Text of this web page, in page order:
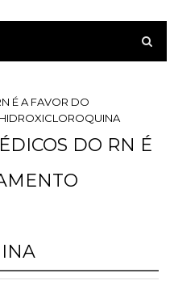
É A FAVOR DO
DO RN É